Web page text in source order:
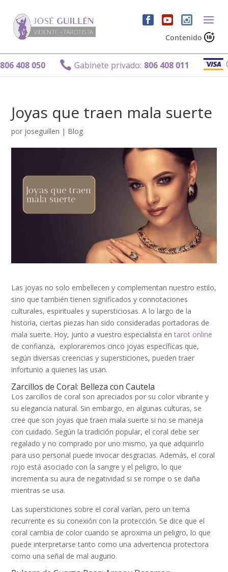
Contenido
408 050 Gabinete privado: 806 408 011
Joyas que traen mala suerte
por joseguillen | Blog
Las joyas no solo embellecen y complementan nuestro estilo,
sino que también tienen significados y connotaciones
culturales, espirituales y supersticiosas. A lo largo de la
historia, ciertas piezas han sido consideradas portadoras de
mala suerte. Hoy, junto a vuestro especialista en tarot online
de confianza, exploraremos cinco joyas específicas que,
según diversas creencias y supersticiones, pueden traer
infortunio a quienes las usan.
Zarcillos de Coral: Belleza con Cautela
Los zarcillos de coral son apreciados por su color vibrante y
su elegancia natural. Sin embargo, en algunas culturas, se
cree que son joyas que traen mala suerte si no se maneja
con cuidado. Según la tradición popular, el coral debe ser
regalado y no comprado por uno mismo, ya que adquirirlo
para uso personal puede invocar desgracias. Además, el coral
rojo está asociado con la sangre y el peligro, lo que
incrementa su aura de negatividad si se rompe o se daña
mientras se usa.
Las supersticiones sobre el coral varían, pero un tema
recurrente es su conexión con la protección. Se dice que el
coral cambia de color cuando se aproxima un peligro, lo que
puede interpretarse tanto como una advertencia protectora
como una señal de mal augurio.